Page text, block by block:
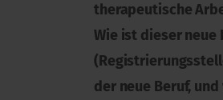
therapeutische
Wie ist dieser neue
der neue Beruf,